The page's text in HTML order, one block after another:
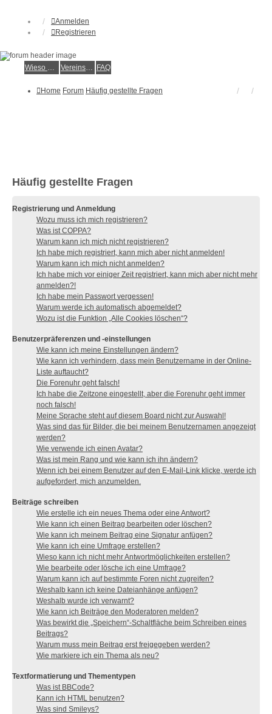
Anmelden
Registrieren
Wieso der e.V.? Vereinsmitglied werden FAQ
Home Forum Häufig gestellte Fragen
Häufig gestellte Fragen
Registrierung und Anmeldung
Wozu muss ich mich registrieren?
Was ist COPPA?
Warum kann ich mich nicht registrieren?
Ich habe mich registriert, kann mich aber nicht anmelden!
Warum kann ich mich nicht anmelden?
Ich habe mich vor einiger Zeit registriert, kann mich aber nicht mehr
anmelden?!
Ich habe mein Passwort vergessen!
Warum werde ich automatisch abgemeldet?
Wozu ist die Funktion „Alle Cookies löschen“?
Benutzerpräferenzen und -einstellungen
Wie kann ich meine Einstellungen ändern?
Wie kann ich verhindern, dass mein Benutzername in der Online-
Liste auftaucht?
Die Forenuhr geht falsch!
Ich habe die Zeitzone eingestellt, aber die Forenuhr geht immer
noch falsch!
Meine Sprache steht auf diesem Board nicht zur Auswahl!
Was sind das für Bilder, die bei meinem Benutzernamen angezeigt
werden?
Wie verwende ich einen Avatar?
Was ist mein Rang und wie kann ich ihn ändern?
Wenn ich bei einem Benutzer auf den E-Mail-Link klicke, werde ich
aufgefordert, mich anzumelden.
Beiträge schreiben
Wie erstelle ich ein neues Thema oder eine Antwort?
Wie kann ich einen Beitrag bearbeiten oder löschen?
Wie kann ich meinem Beitrag eine Signatur anfügen?
Wie kann ich eine Umfrage erstellen?
Wieso kann ich nicht mehr Antwortmöglichkeiten erstellen?
Wie bearbeite oder lösche ich eine Umfrage?
Warum kann ich auf bestimmte Foren nicht zugreifen?
Weshalb kann ich keine Dateianhänge anfügen?
Weshalb wurde ich verwarnt?
Wie kann ich Beiträge den Moderatoren melden?
Was bewirkt die „Speichern“-Schaltfläche beim Schreiben eines
Beitrags?
Warum muss mein Beitrag erst freigegeben werden?
Wie markiere ich ein Thema als neu?
Textformatierung und Thementypen
Was ist BBCode?
Kann ich HTML benutzen?
Was sind Smileys?